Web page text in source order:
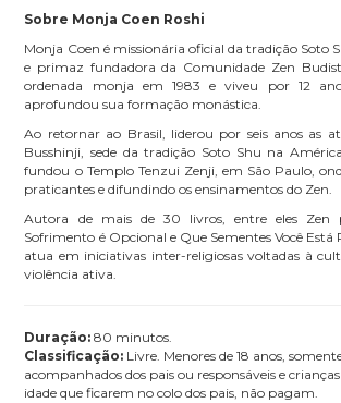
Sobre Monja Coen Roshi
Monja Coen é missionária oficial da tradição Soto
e primaz fundadora da Comunidade Zen
ordenada monja em 1983 e viveu por 12
aprofundou sua formação monástica.
Ao retornar ao Brasil, liderou por seis anos as
Busshinji, sede da tradição Soto Shu na
fundou o Templo Tenzui Zenji, em São Paulo,
praticantes e difundindo os ensinamentos do Zen.
Autora de mais de 30 livros, entre eles Zen
Sofrimento é Opcional e Que Sementes Você
atua em iniciativas inter-religiosas voltadas à
violência ativa.
Duração: 80 minutos.
Classificação: Livre. Menores de 18 anos,
acompanhados dos pais ou responsáveis e
idade que ficarem no colo dos pais, não pagam.